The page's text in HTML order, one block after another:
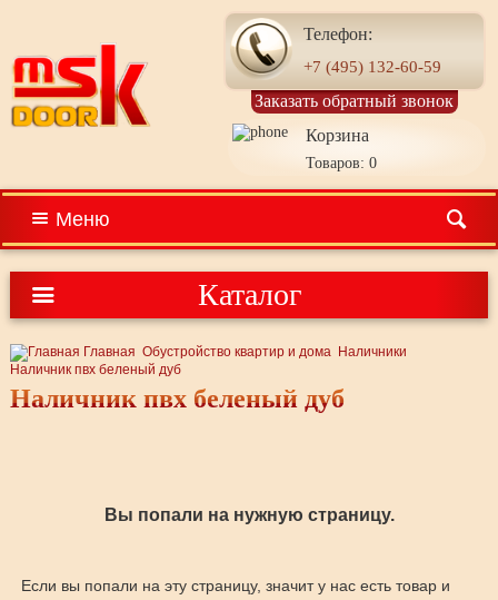
Телефон:
+7 (495) 132-60-59
Заказать обратный звонок
Корзина
Товаров: 0
Меню
Каталог
Главная Обустройство квартир и дома Наличники
Наличник пвх беленый дуб
Наличник пвх беленый дуб
Вы попали на нужную страницу.
Если вы попали на эту страницу, значит у нас есть товар и